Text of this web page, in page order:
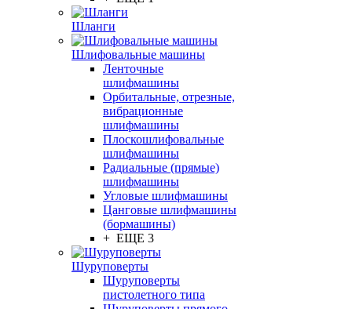
Шланги
Шлифовальные машины
Ленточные
шлифмашины
Орбитальные, отрезные,
вибрационные
шлифмашины
Плоскошлифовальные
шлифмашины
Радиальные (прямые)
шлифмашины
Угловые шлифмашины
Цанговые шлифмашины
(бормашины)
+ ЕЩЕ 3
Шуруповерты
Шуруповерты
пистолетного типа